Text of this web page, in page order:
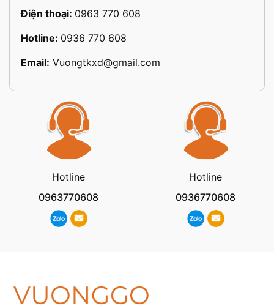
Điện thoại: 0963 770 608
Hotline: 0936 770 608
Email: Vuongtkxd@gmail.com
Hotline
0963770608
Hotline
0936770608